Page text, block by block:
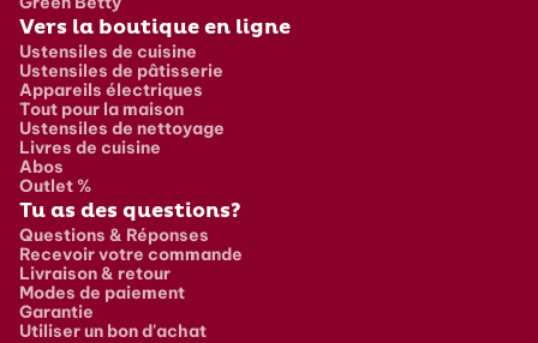
Vers la boutique en ligne
Ustensiles de cuisine
Ustensiles de pâtisserie
Appareils électriques
Tout pour la maison
Ustensiles de nettoyage
Livres de cuisine
Abos
Outlet %
Tu as des questions?
Questions & Réponses
Recevoir votre commande
Livraison & retour
Modes de paiement
Garantie
Utiliser un bon d'achat